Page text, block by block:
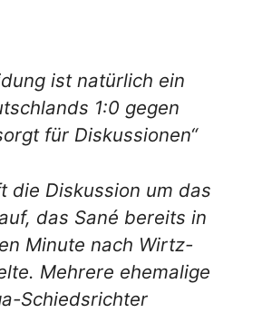
ist natürlich ein
1:0 gegen
für Diskussionen“
die Diskussion um das
das Sané bereits in
Minute nach Wirtz-
Mehrere ehemalige
Schiedsrichter